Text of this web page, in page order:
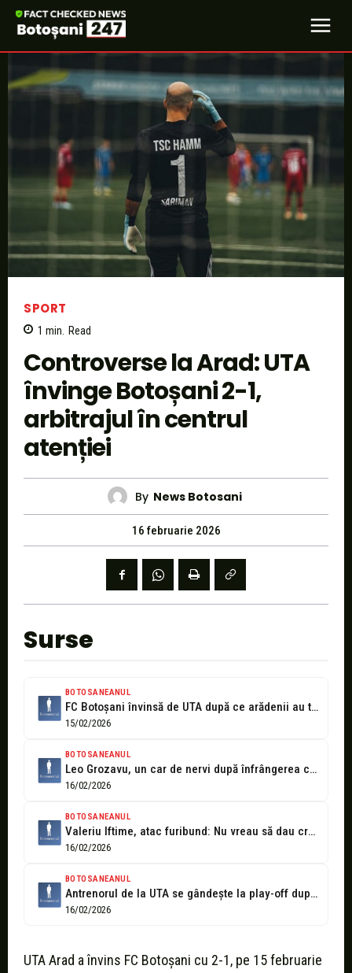
SPORT
1 min. Read
Controverse la Arad: UTA
învinge Botoșani 2-1,
arbitrajul în centrul
atenției
By News Botosani
16 februarie 2026
Surse
BOTOSANEANUL
FC Botoșani învinsă de UTA după ce arădenii au tăbărât pe portar–...
15/02/2026
BOTOSANEANUL
Leo Grozavu, un car de nervi după înfrângerea cu UTA: Jocurile sunt...
16/02/2026
BOTOSANEANUL
Valeriu Iftime, atac furibund: Nu vreau să dau crezare zvonurilor că se...
16/02/2026
BOTOSANEANUL
Antrenorul de la UTA se gândește la play-off după ce a învins...
16/02/2026
UTA Arad a învins FC Botoșani cu 2-1, pe 15 februarie